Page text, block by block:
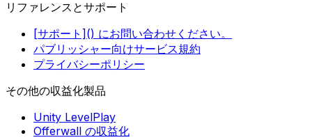
リファレンスとサポート
[サポート]() にお問い合わせください。
パブリッシャー向けサービス規約
プライバシーポリシー
その他の収益化製品
Unity LevelPlay
Offerwall の収益化